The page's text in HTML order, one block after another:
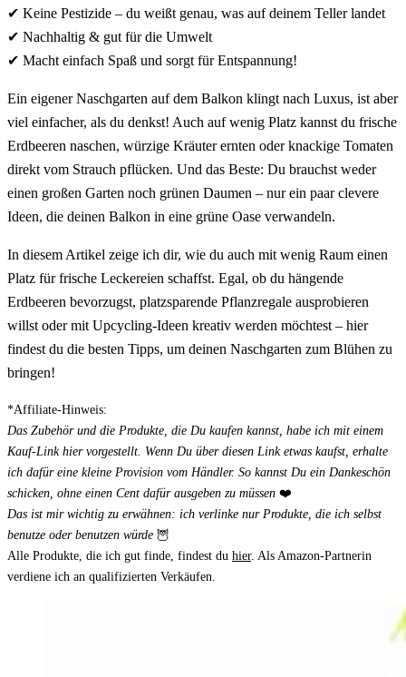
✔ Keine Pestizide – du weißt genau, was auf deinem Teller landet
✔ Nachhaltig & gut für die Umwelt
✔ Macht einfach Spaß und sorgt für Entspannung!
Ein eigener Naschgarten auf dem Balkon klingt nach Luxus, ist aber
viel einfacher, als du denkst! Auch auf wenig Platz kannst du frische
Erdbeeren naschen, würzige Kräuter ernten oder knackige Tomaten
direkt vom Strauch pflücken. Und das Beste: Du brauchst weder
einen großen Garten noch grünen Daumen – nur ein paar clevere
Ideen, die deinen Balkon in eine grüne Oase verwandeln.
In diesem Artikel zeige ich dir, wie du auch mit wenig Raum einen
Platz für frische Leckereien schaffst. Egal, ob du hängende
Erdbeeren bevorzugst, platzsparende Pflanzregale ausprobieren
willst oder mit Upcycling-Ideen kreativ werden möchtest – hier
findest du die besten Tipps, um deinen Naschgarten zum Blühen zu
bringen!
*Affiliate-Hinweis:
Das Zubehör und die Produkte, die Du kaufen kannst, habe ich mit einem
Kauf-Link hier vorgestellt. Wenn Du über diesen Link etwas kaufst, erhalte
ich dafür eine kleine Provision vom Händler. So kannst Du ein Dankeschön
schicken, ohne einen Cent dafür ausgeben zu müssen ❤️
Das ist mir wichtig zu erwähnen: ich verlinke nur Produkte, die ich selbst
benutze oder benutzen würde 🦉
Alle Produkte, die ich gut finde, findest du hier. Als Amazon-Partnerin
verdiene ich an qualifizierten Verkäufen.